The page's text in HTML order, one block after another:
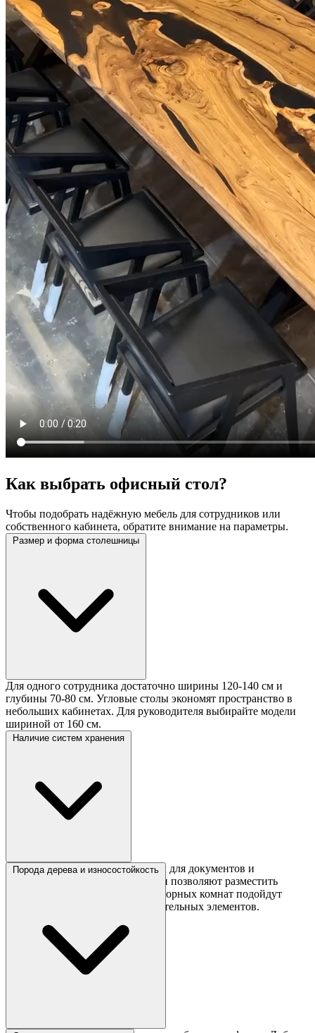
Как выбрать офисный стол?
Чтобы подобрать надёжную мебель для сотрудников или
собственного кабинета, обратите внимание на параметры.
Размер и форма столешницы
Для одного сотрудника достаточно ширины 120-140 см и
глубины 70-80 см. Угловые столы экономят пространство в
небольших кабинетах. Для руководителя выбирайте модели
шириной от 160 см.
Наличие систем хранения
Офисный стол с ящиками удобен для документов и
канцелярии. Надстройки и полки позволяют разместить
папки и оргтехнику. Для переговорных комнат подойдут
лаконичные модели без дополнительных элементов.
Порода дерева и износостойкость